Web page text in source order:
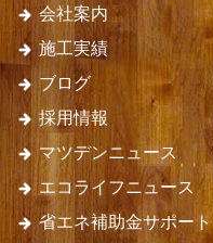
会社案内
施工実績
ブログ
採用情報
マツデンニュース
エコライフニュース
省エネ補助金サポート